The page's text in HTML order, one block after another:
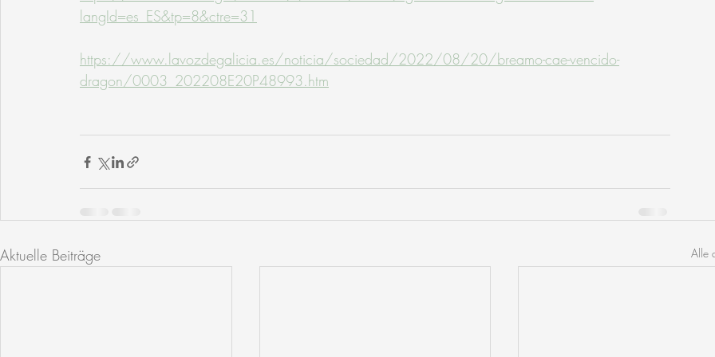
langId=es_ES&tp=8&ctre=31
https://www.lavozdegalicia.es/noticia/sociedad/2022/08/20/breamo-cae-vencido-
dragon/0003_202208E20P48993.htm
Aktuelle Beiträge Alle